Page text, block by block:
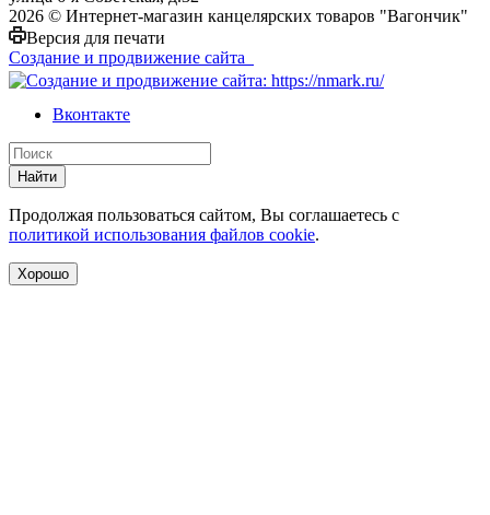
2026 © Интернет-магазин канцелярских товаров "Вагончик"
Версия для печати
Создание и продвижение сайта
Вконтакте
Найти
Продолжая пользоваться сайтом, Вы соглашаетесь с
политикой использования файлов cookie.
Хорошо